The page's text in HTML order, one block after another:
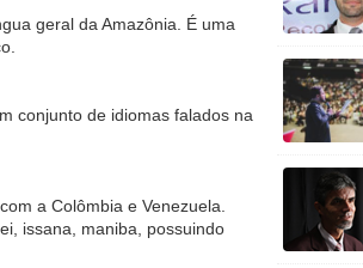
geral da Amazônia. É uma
conjunto de idiomas falados na
a Colômbia e Venezuela.
issana, maniba, possuindo